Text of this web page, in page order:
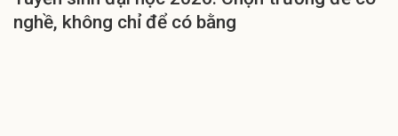
nghề, không chỉ để có bằng